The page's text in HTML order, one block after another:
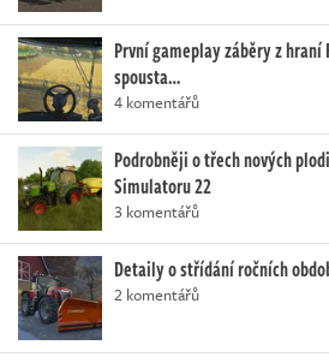
První gameplay záběry z
spousta…
4 komentářů
Podrobněji o třech nových
Simulatoru 22
3 komentářů
Detaily o střídání ročních
2 komentářů